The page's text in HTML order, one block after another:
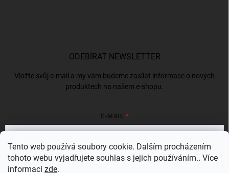
Tento web používá soubory cookie. Dalším procházením
tohoto webu vyjadřujete souhlas s jejich používáním.. Více
informací zde.
ODEBÍRAT NEWSLETTER
Vložte svůj e-mail a my vám budeme zasílat informace o nových
produktech na našem e-shopu.
E-MAIL
Vložením e-mailu souhlasíte s